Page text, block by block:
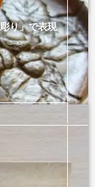
り」で表現